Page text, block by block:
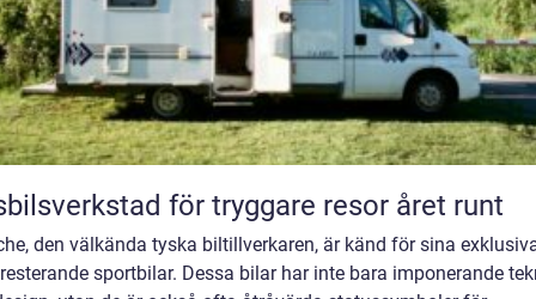
för tryggare resor året runt
den välkända tyska biltillverkaren, är känd för sina
sportbilar. Dessa bilar har inte bara imponerande